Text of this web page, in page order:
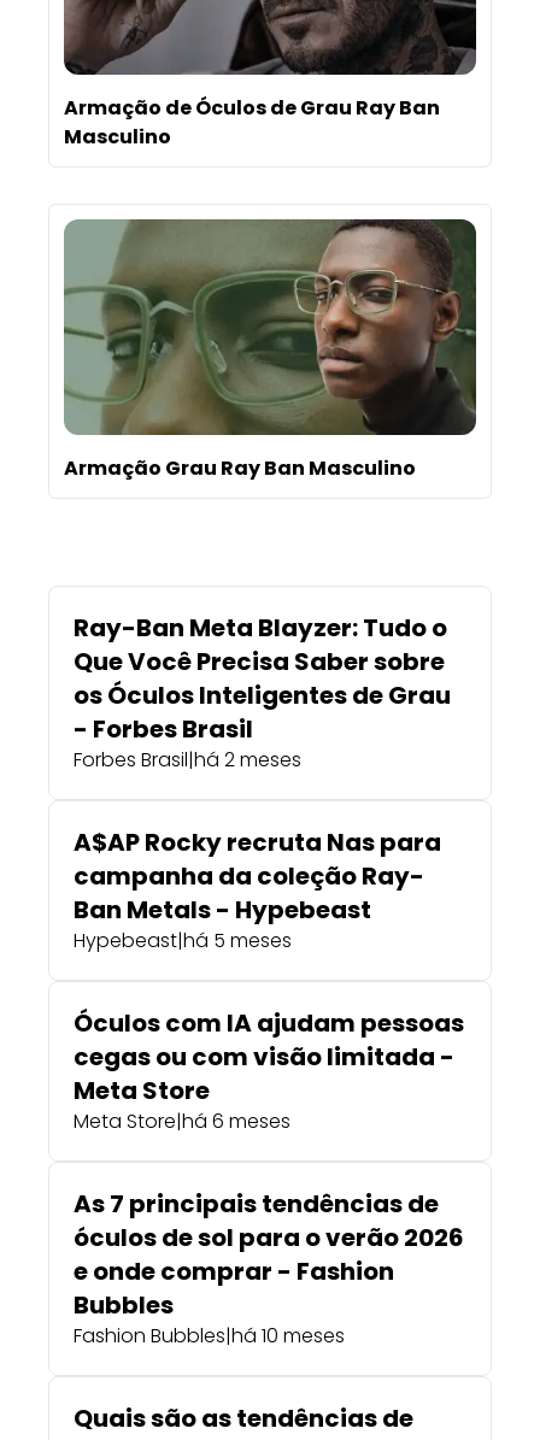
Armação de Óculos de Grau Ray Ban
Masculino
Armação Grau Ray Ban Masculino
Ray-Ban Meta Blayzer: Tudo o
Que Você Precisa Saber sobre
os Óculos Inteligentes de Grau
- Forbes Brasil
Forbes Brasil|há 2 meses
A$AP Rocky recruta Nas para
campanha da coleção Ray-
Ban Metals - Hypebeast
Hypebeast|há 5 meses
Óculos com IA ajudam pessoas
cegas ou com visão limitada -
Meta Store
Meta Store|há 6 meses
As 7 principais tendências de
óculos de sol para o verão 2026
e onde comprar - Fashion
Bubbles
Fashion Bubbles|há 10 meses
Quais são as tendências de